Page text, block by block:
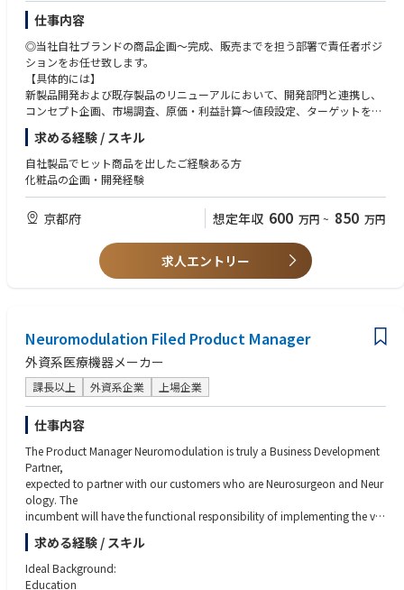
仕事内容
◎当社自社ブランドの商品企画～完成、販売までを担う部署で責任者ポジ
ションをお任せ致します。
【具体的には】
新製品開発および既存製品のリニューアルにおいて、開発部門と連携し、
コンセプト企画、市場調査、原価・利益計算～値段設定、ターゲットを選
定したブランド戦略、販売計画、計画実施まで一気通貫でご担当いただく
イメージです。
求める経験 / スキル
自社製品でヒット商品を出したご経験ある方
化粧品の企画・開発経験
京都府 想定年収 600 万円 ~ 850 万円
求人エントリー
Neuromodulation Filed Product Manager
外資系医療機器メーカー
課長以上 外資系企業 上場企業
仕事内容
The Product Manager Neuromodulation is truly a Business Development
Partner,
expected to partner with our customers who are Neurosurgeon and Neur
ology. The
incumbent will have the functional responsibility of implementing the visi
on, business
and marketing strategy through:
・ Define vision for the franchise's portfolio and building the associated
5 years
求める経験 / スキル
Ideal Background:
Education